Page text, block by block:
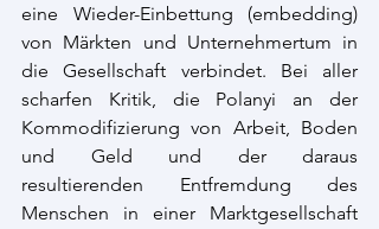
eine Wieder-Einbettung (embedding)
von Märkten und Unternehmertum in
die Gesellschaft verbindet. Bei aller
scharfen Kritik, die Polanyi an der
Kommodifizierung von Arbeit, Boden
und Geld und der daraus
resultierenden Entfremdung des
Menschen in einer Marktgesellschaft